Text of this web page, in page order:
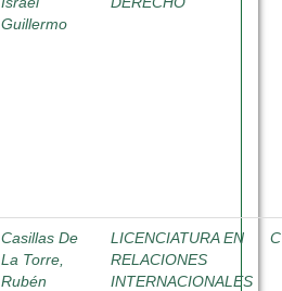
Guillermo
Casillas De
La Torre,
Rubén
LICENCIATURA EN
RELACIONES
INTERNACIONALES